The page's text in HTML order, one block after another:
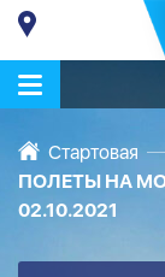
Стартовая
ПОЛЕТЫ НА
02.10.2021